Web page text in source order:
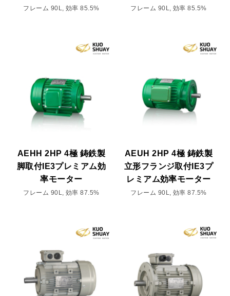
フレーム 90L, 効率 85.5% フレーム 90L, 効率 85.5%
AEHH 2HP 4極 鋳鉄製
脚取付IE3プレミアム効
率モーター
フレーム 90L, 効率 87.5%
AEUH 2HP 4極 鋳鉄製
立形フランジ取付IE3プ
レミアム効率モーター
フレーム 90L, 効率 87.5%